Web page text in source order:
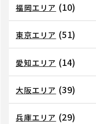
福岡エリア (10)
東京エリア (51)
愛知エリア (14)
大阪エリア (39)
兵庫エリア (29)